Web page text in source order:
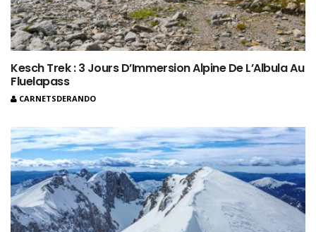
Kesch Trek : 3 Jours D’Immersion Alpine De L’Albula Au
Fluelapass
CARNETSDERANDO